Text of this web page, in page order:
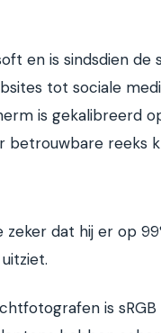
en is sindsdien de
tot sociale
is gekalibreerd
betrouwbare reeks
zeker dat hij er op
is